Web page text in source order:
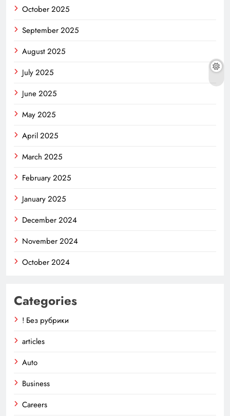
October 2025
September 2025
August 2025
July 2025
June 2025
May 2025
April 2025
March 2025
February 2025
January 2025
December 2024
November 2024
October 2024
Categories
! Без рубрики
articles
Auto
Business
Careers